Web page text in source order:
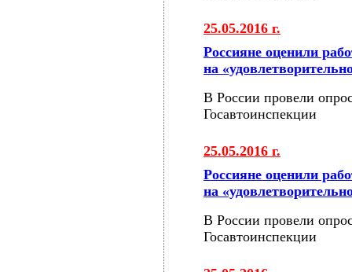
25.05.2016 г.
Россияне оценили
на
В России провели
Госавтоинспекции
25.05.2016 г.
Россияне оценили
на
В России провели
Госавтоинспекции